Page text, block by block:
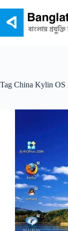
content
Tag China Kylin OS